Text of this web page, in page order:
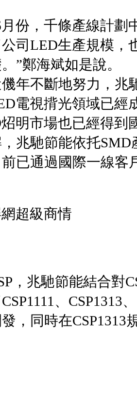
，千條產線計劃
司LED生產規模，
”鄭海斌如是說。
不斷地努力，兆
電視揹光領域已經
明市場也已經得到
馳節能依托SMD
已通過國際一線客
超級商情
兆馳節能結合對
、CSP1313
，同時在CSP1313